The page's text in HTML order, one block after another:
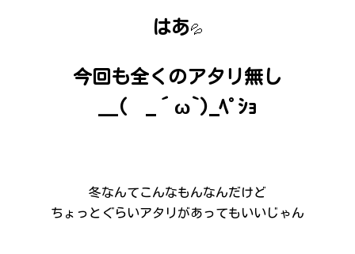
はあ💦
今回も全くのアタリ無し
＿( _´ω`)_ﾍﾟｼｮ
冬なんてこんなもんなんだけど
ちょっとぐらいアタリがあってもいいじゃん